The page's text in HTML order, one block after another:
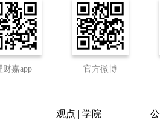
财嘉app 官方微博
观点 | 学院